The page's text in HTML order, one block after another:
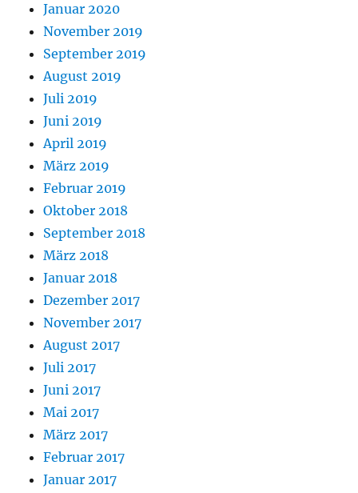
Januar 2020
November 2019
September 2019
August 2019
Juli 2019
Juni 2019
April 2019
März 2019
Februar 2019
Oktober 2018
September 2018
März 2018
Januar 2018
Dezember 2017
November 2017
August 2017
Juli 2017
Juni 2017
Mai 2017
März 2017
Februar 2017
Januar 2017